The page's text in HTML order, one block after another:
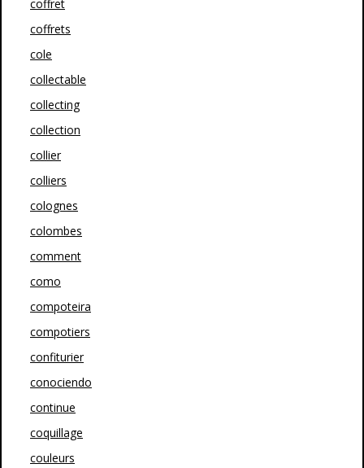
coffret
coffrets
cole
collectable
collecting
collection
collier
colliers
colognes
colombes
comment
como
compoteira
compotiers
confiturier
conociendo
continue
coquillage
couleurs